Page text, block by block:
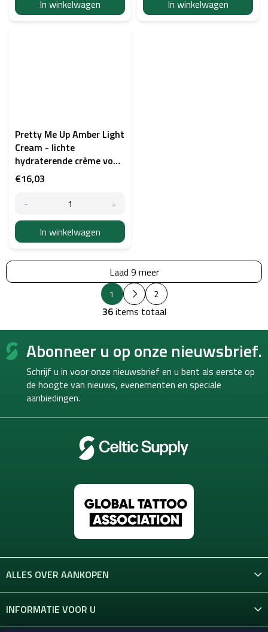
In winkelwagen In winkelwagen
Pretty Me Up Amber Light
Cream - lichte
hydraterende crème voor
PMU en SMP 100 ml
€16,03
In winkelwagen
L
i
j
s
b
e
d
i
i
g
e
Laad 9 meer
P
a
g
i
n
r
i
n
g
1 2
36items totaal
F
Abonneer u op onze nieuwsbrief.
Schrijf u in voor onze nieuwsbrief en u bent als eerste op
de hoogte van nieuws, evenementen en speciale
aanbiedingen.
ALLES OVER AANKOPEN
INFORMATIE VOOR U